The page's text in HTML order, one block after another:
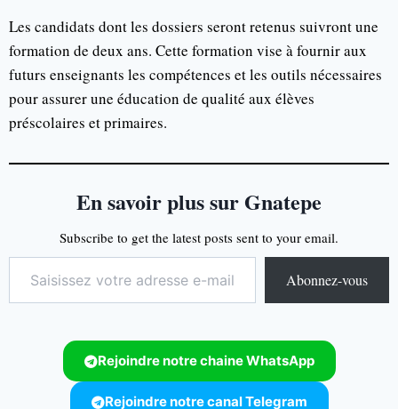
Les candidats dont les dossiers seront retenus suivront une
formation de deux ans. Cette formation vise à fournir aux
futurs enseignants les compétences et les outils nécessaires
pour assurer une éducation de qualité aux élèves
préscolaires et primaires.
En savoir plus sur Gnatepe
Subscribe to get the latest posts sent to your email.
Abonnez-vous
Rejoindre notre chaine WhatsApp
Rejoindre notre canal Telegram